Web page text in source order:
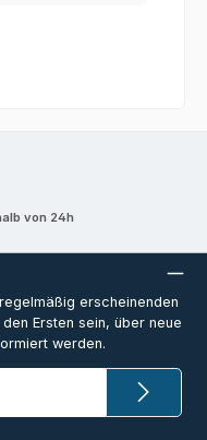
von 24h
erscheinenden
Ersten sein, über neue
werden.